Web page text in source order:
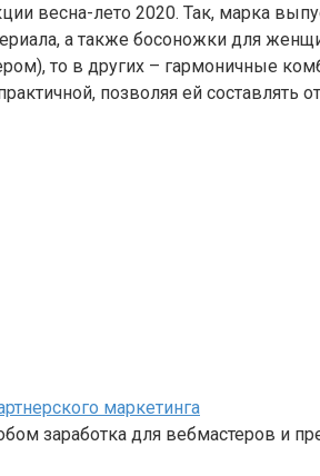
весна-лето 2020. Так, марка
а также босоножки для
то в других – гармоничные
позволяя ей
маркетинга
заработка для вебмастеров и